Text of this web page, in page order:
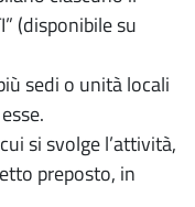
(disponibile su
sedi o unità locali
si svolge l’attività,
preposto, in